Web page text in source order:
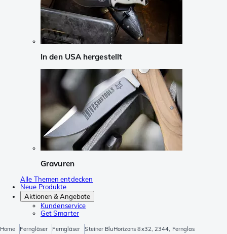
In den USA hergestellt
Gravuren
Alle Themen entdecken
Neue Produkte
Aktionen & Angebote
Kundenservice
Get Smarter
Home Ferngläser Ferngläser Steiner BluHorizons 8x32, 2344, Fernglas